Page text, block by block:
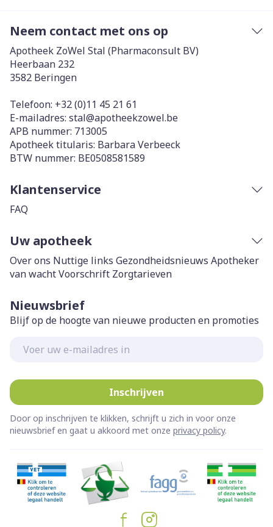
Neem contact met ons op
Apotheek ZoWel Stal (Pharmaconsult BV)
Heerbaan 232
3582 Beringen
Telefoon: +32 (0)11 45 21 61
E-mailadres: stal@apotheekzowel.be
APB nummer: 713005
Apotheek titularis: Barbara Verbeeck
BTW nummer: BE0508581589
Klantenservice
FAQ
Uw apotheek
Over ons Nuttige links Gezondheidsnieuws Apotheker
van wachtVoorschrift Zorgtarieven
Nieuwsbrief
Blijf op de hoogte van nieuwe producten en promoties
Inschrijven
Door op inschrijven te klikken, schrijft u zich in voor onze
nieuwsbrief en gaat u akkoord met onze privacy policy.